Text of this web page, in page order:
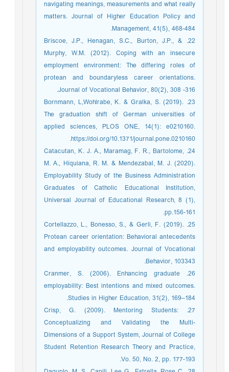
navigating meanings, measurements and what really
matters. Journal of Higher Education Policy and
Management, 41(5), 468-484.‏
22. Briscoe, J.P., Henagan, S.C., Burton, J.P., &
Murphy, W.M. (2012). Coping with an insecure
employment environment: The differing roles of
protean and boundaryless career orientations.
Journal of Vocational Behavior, 80(2), 308 -316.
23. Bornmann, L,Wohlrabe, K. & Gralka, S. (2019).
The graduation shift of German universities of
applied sciences, PLOS ONE, 14(1): e0210160.
https://doi.org/10.1371/journal.pone.0210160.
24. Catacutan, K. J. A., Maramag, F. R., Bartolome,
M. A., Hiquiana, R. M. & Mendezabal, M. J. (2020).
Employability Study of the Business Administration
Graduates of Catholic Educational Institution,
Universal Journal of Educational Research, 8 (1),
pp.156-161.
25. Cortellazzo, L., Bonesso, S., & Gerli, F. (2019).
Protean career orientation: Behavioral antecedents
and employability outcomes. Journal of Vocational
Behavior, 103343.‏
26. Cranmer, S. (2006). Enhancing graduate
employability: Best intentions and mixed outcomes.
Studies in Higher Education, 31(2), 169–184.
27. Crisp, G. (2009). Mentoring Students:
Conceptualizing and Validating the Multi-
Dimensions of a Support System, Journal of College
Student Retention Research Theory and Practice,
Vo. 50, No. 2, pp. 177-193.